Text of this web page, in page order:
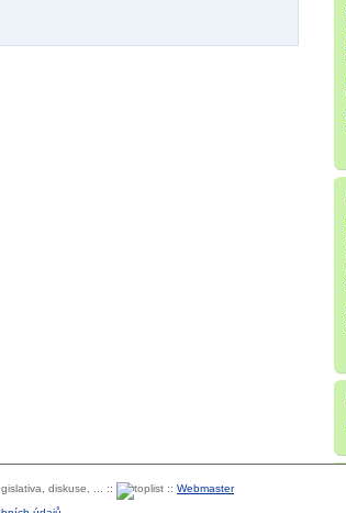
diskuse, ... :: :: Webmaster